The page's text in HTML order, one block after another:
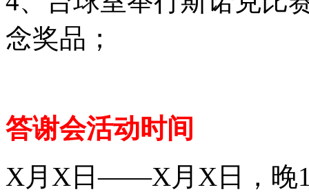
念奖品；
答谢会活动时间
X月X日——X月X日，晚